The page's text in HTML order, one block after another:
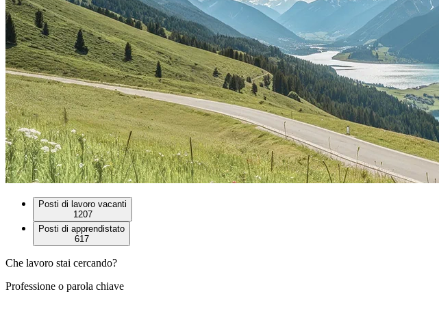
Posti di lavoro vacanti
1207
Posti di apprendistato
617
Che lavoro stai cercando?
Professione o parola chiave